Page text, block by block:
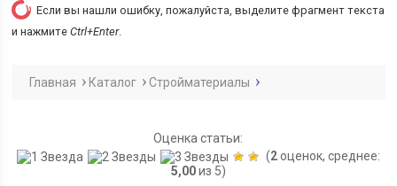
Если вы нашли ошибку, пожалуйста, выделите фрагмент текста
и нажмитеCtrl+Enter.
Главная Каталог Стройматериалы
Оценка статьи:
(2оценок, среднее:
5,00из 5)